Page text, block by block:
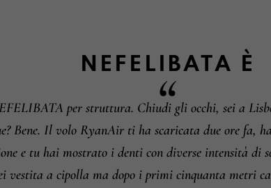
NEFELIBATA È
per struttura. Chiudi gli occhi, sei a
Bene. Il volo RyanAir ti ha scaricata due ore fa,
e tu hai mostrato i denti con diverse intensità
vestita a cipolla ma dopo i primi cinquanta metri